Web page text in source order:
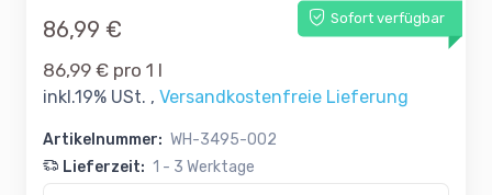
Sofort verfügbar
86,99 €
86,99 € pro 1 l
inkl.19% USt. , Versandkostenfreie Lieferung
Artikelnummer: WH-3495-002
Lieferzeit: 1 - 3 Werktage